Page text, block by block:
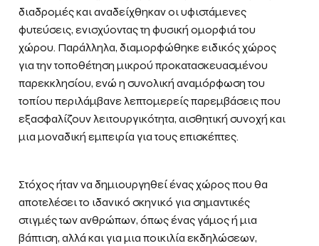
διαδρομές και αναδείχθηκαν οι υφιστάμενες
φυτεύσεις, ενισχύοντας τη φυσική ομορφιά του
χώρου. Παράλληλα, διαμορφώθηκε ειδικός χώρος
για την τοποθέτηση μικρού προκατασκευασμένου
παρεκκλησίου, ενώ η συνολική αναμόρφωση του
τοπίου περιλάμβανε λεπτομερείς παρεμβάσεις που
εξασφαλίζουν λειτουργικότητα, αισθητική συνοχή και
μια μοναδική εμπειρία για τους επισκέπτες.
Στόχος ήταν να δημιουργηθεί ένας χώρος που θα
αποτελέσει το ιδανικό σκηνικό για σημαντικές
στιγμές των ανθρώπων, όπως ένας γάμος ή μια
βάπτιση, αλλά και για μια ποικιλία εκδηλώσεων,